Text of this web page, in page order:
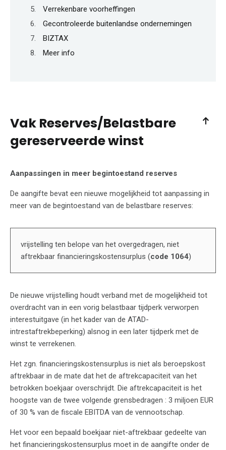
Verrekenbare voorheffingen
Gecontroleerde buitenlandse ondernemingen
BIZTAX
Meer info
Vak Reserves/Belastbare
gereserveerde winst
Aanpassingen in meer begintoestand reserves
De aangifte bevat een nieuwe mogelijkheid tot aanpassing in
meer van de begintoestand van de belastbare reserves:
vrijstelling ten belope van het overgedragen, niet
aftrekbaar financieringskostensurplus (code 1064)
De nieuwe vrijstelling houdt verband met de mogelijkheid tot
overdracht van in een vorig belastbaar tijdperk verworpen
interestuitgave (in het kader van de ATAD-
intrestaftrekbeperking) alsnog in een later tijdperk met de
winst te verrekenen.
Het zgn. financieringskostensurplus is niet als beroepskost
aftrekbaar in de mate dat het de aftrekcapaciteit van het
betrokken boekjaar overschrijdt. Die aftrekcapaciteit is het
hoogste van de twee volgende grensbedragen : 3 miljoen EUR
of 30 % van de fiscale EBITDA van de vennootschap.
Het voor een bepaald boekjaar niet-aftrekbaar gedeelte van
het financieringskostensurplus moet in de aangifte onder de